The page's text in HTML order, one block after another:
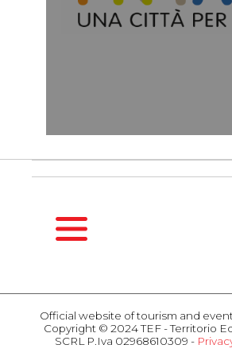
Spring
Summer
Official website of tourism and
Copyright © 2024 TEF - Territorio
SCRL P.Iva 02968610309 -